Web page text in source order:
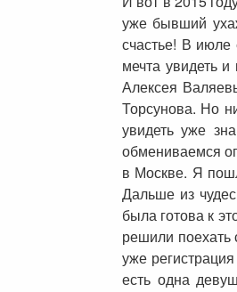
уже бывший
счастье! В июле
мечта увидеть
Алексея
Торсунова. Но
увидеть уже
обмениваемся
в Москве. Я
Дальше из
была готова к
решили поехать
уже
есть одна